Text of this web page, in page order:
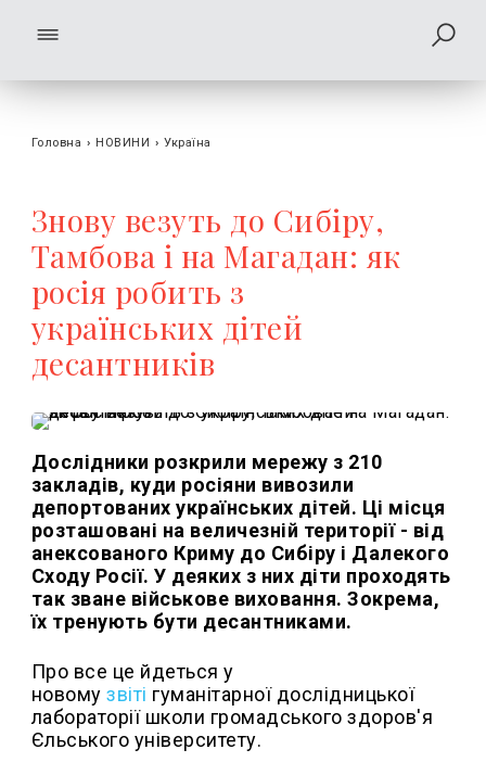
Головна › НОВИНИ › Україна
Знову везуть до Сибіру,
Тамбова і на Магадан: як
росія робить з
українських дітей
десантників
Дослідники розкрили мережу з 210
закладів, куди росіяни вивозили
депортованих українських дітей. Ці місця
розташовані на величезній території - від
анексованого Криму до Сибіру і Далекого
Сходу Росії. У деяких з них діти проходять
так зване військове виховання. Зокрема,
їх тренують бути десантниками.
Про все це йдеться у
новомузвіті гуманітарної дослідницької
лабораторії школи громадського здоров'я
Єльського університету.